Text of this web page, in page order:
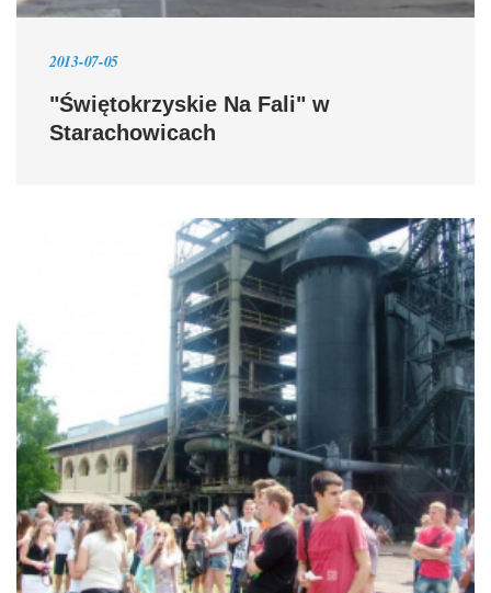
2013-07-05
"Świętokrzyskie Na Fali" w
Starachowicach